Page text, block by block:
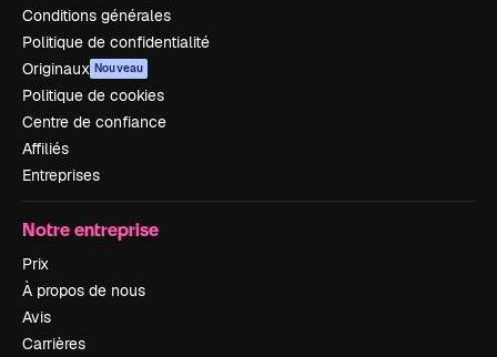
Conditions générales
Politique de confidentialité
Originaux Nouveau
Politique de cookies
Centre de confiance
Affiliés
Entreprises
Notre entreprise
Prix
À propos de nous
Avis
Carrières